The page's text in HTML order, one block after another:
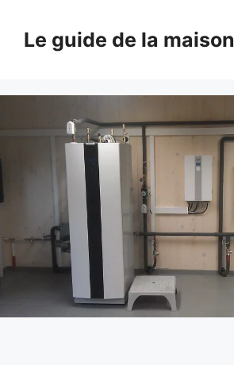
contenuLe guide de la maison